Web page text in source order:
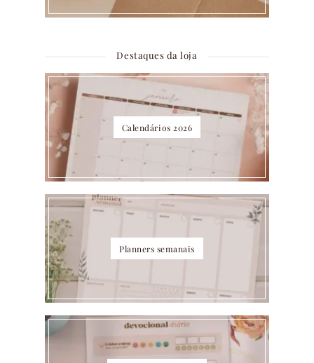
Destaques da loja
Calendários 2026
Planners semanais